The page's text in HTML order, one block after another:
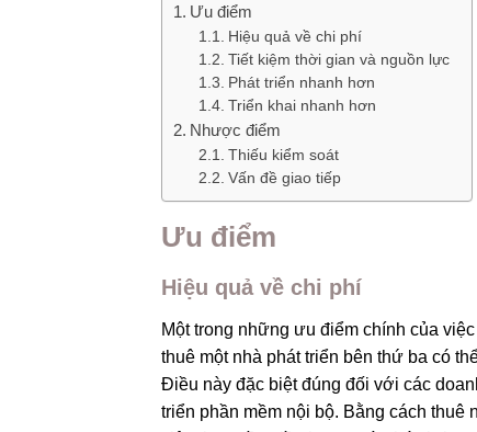
Ưu điểm
Hiệu quả về chi phí
Tiết kiệm thời gian và nguồn lực
Phát triển nhanh hơn
Triển khai nhanh hơn
Nhược điểm
Thiếu kiểm soát
Vấn đề giao tiếp
Ưu điểm
Hiệu quả về chi phí
Một trong những ưu điểm chính của
thuê một nhà phát triển bên thứ ba có
Điều này đặc biệt đúng đối với các
triển phần mềm nội bộ. Bằng cách